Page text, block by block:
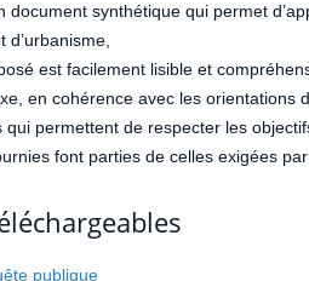
document synthétique qui permet
d’urbanisme,
est facilement lisible et
en cohérence avec les orientations
qui permettent de respecter les
font parties de celles exigées
publique